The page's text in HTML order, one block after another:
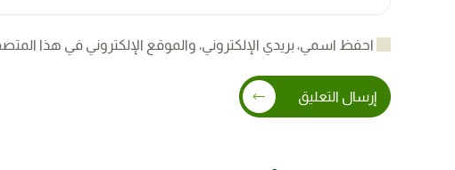
احفظ اسمي، بريدي الإلكتروني، والموقع الإلكتروني في هذا
إرسال التعليق